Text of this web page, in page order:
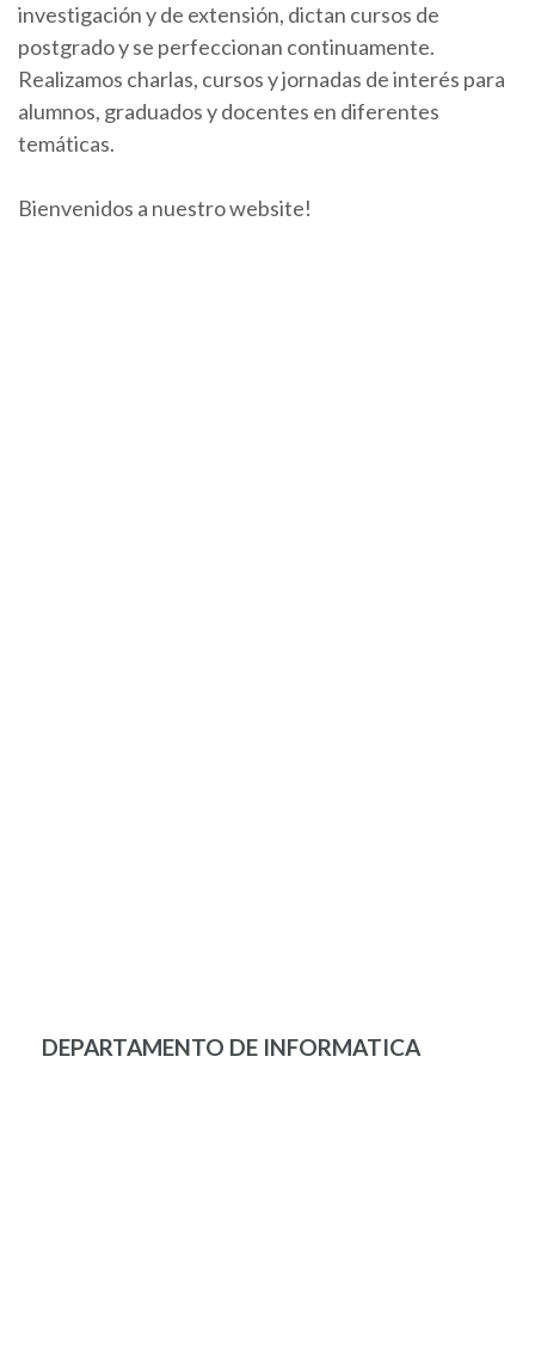
investigación y de extensión, dictan cursos de
postgrado y se perfeccionan continuamente.
Realizamos charlas, cursos y jornadas de interés para
alumnos, graduados y docentes en diferentes
temáticas.
Bienvenidos a nuestro website!
DEPARTAMENTO DE INFORMATICA